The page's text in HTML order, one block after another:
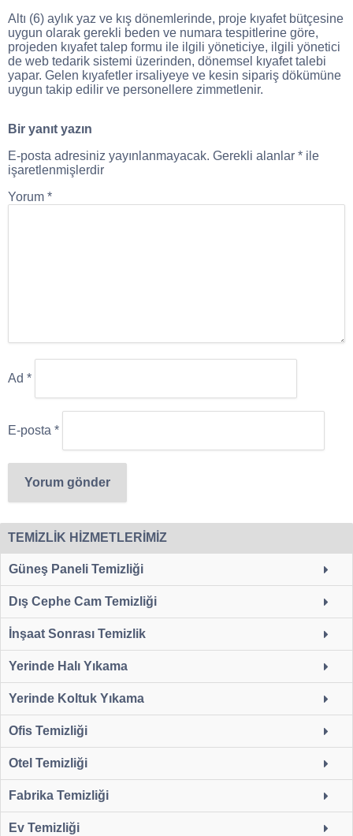
Altı (6) aylık yaz ve kış dönemlerinde, proje kıyafet bütçesine
uygun olarak gerekli beden ve numara tespitlerine göre,
projeden kıyafet talep formu ile ilgili yöneticiye, ilgili yönetici
de web tedarik sistemi üzerinden, dönemsel kıyafet talebi
yapar. Gelen kıyafetler irsaliyeye ve kesin sipariş dökümüne
uygun takip edilir ve personellere zimmetlenir.
Bir yanıt yazın
E-posta adresiniz yayınlanmayacak. Gerekli alanlar * ile
işaretlenmişlerdir
Yorum *
Ad *
E-posta *
TEMİZLİK HİZMETLERİMİZ
Güneş Paneli Temizliği
Dış Cephe Cam Temizliği
İnşaat Sonrası Temizlik
Yerinde Halı Yıkama
Yerinde Koltuk Yıkama
Ofis Temizliği
Otel Temizliği
Fabrika Temizliği
Ev Temizliği